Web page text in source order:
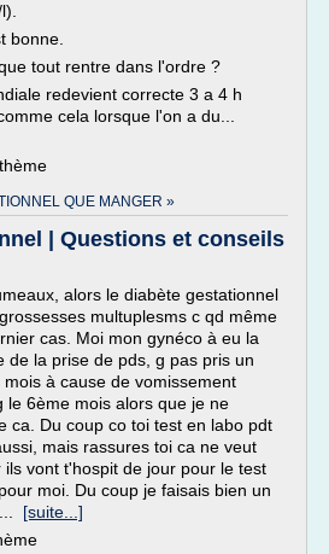
bonne.
tout rentre dans l'ordre ?
redevient correcte 3 a 4 h
cela lorsque l'on a du...
QUE MANGER »
| Questions et conseils
alors le diabète gestationnel
multuplesms c qd même
cas. Moi mon gynéco à eu la
de la prise de pds, g pas pris un
à cause de vomissement
le 6ème mois alors que je ne
ca. Du coup co toi test en labo pdt
mais rassures toi ca ne veut
vont t'hospit de jour pour le test
moi. Du coup je faisais bien un
[suite...]